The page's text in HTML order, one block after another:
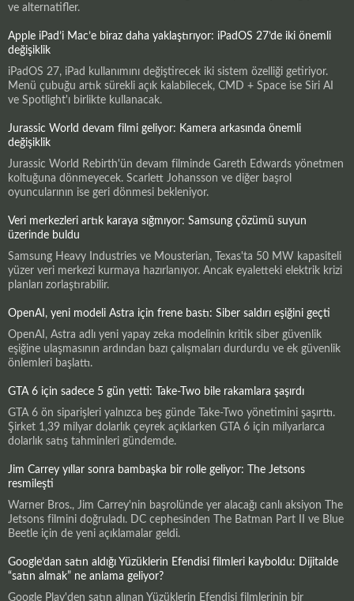
ve alternatifler.
Apple iPad’i Mac’e biraz daha yaklaştırıyor: iPadOS 27’de iki önemli
değişiklik
iPadOS 27, iPad kullanımını değiştirecek iki sistem özelliği getiriyor.
Menü çubuğu artık sürekli açık kalabilecek, CMD + Space ise Siri AI
ve Spotlight'ı birlikte kullanacak.
Jurassic World devam filmi geliyor: Kamera arkasında önemli
değişiklik
Jurassic World Rebirth'ün devam filminde Gareth Edwards yönetmen
koltuğuna dönmeyecek. Scarlett Johansson ve diğer başrol
oyuncularının ise geri dönmesi bekleniyor.
Veri merkezleri artık karaya sığmıyor: Samsung çözümü suyun
üzerinde buldu
Samsung Heavy Industries ve Mousterian, Texas'ta 50 MW kapasiteli
yüzer veri merkezi kurmaya hazırlanıyor. Ancak eyaletteki elektrik krizi
planları zorlaştırabilir.
OpenAI, yeni modeli Astra için frene bastı: Siber saldırı eşiğini geçti
OpenAI, Astra adlı yeni yapay zeka modelinin kritik siber güvenlik
eşiğine ulaşmasının ardından bazı çalışmaları durdurdu ve ek güvenlik
önlemleri başlattı.
GTA 6 için sadece 5 gün yetti: Take-Two bile rakamlara şaşırdı
GTA 6 ön siparişleri yalnızca beş günde Take-Two yönetimini şaşırttı.
Şirket 1,39 milyar dolarlık çeyrek açıklarken GTA 6 için milyarlarca
dolarlık satış tahminleri gündemde.
Jim Carrey yıllar sonra bambaşka bir rolle geliyor: The Jetsons
resmileşti
Warner Bros., Jim Carrey'nin başrolünde yer alacağı canlı aksiyon The
Jetsons filmini doğruladı. DC cephesinden The Batman Part II ve Blue
Beetle için de yeni açıklamalar geldi.
Google’dan satın aldığı Yüzüklerin Efendisi filmleri kayboldu: Dijitalde
“satın almak” ne anlama geliyor?
Google Play'den satın alınan Yüzüklerin Efendisi filmlerinin bir